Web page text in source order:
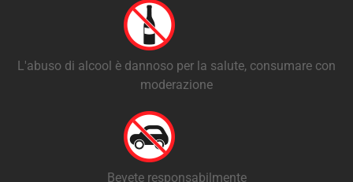
L'abuso di alcool è dannoso per la salute, consumare con
moderazione
Bevete responsabilmente